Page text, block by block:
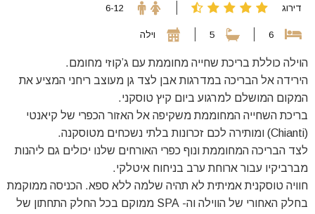
דירוג 6-12
הוילה כוללת בריכת שחייה מחוממת עם ג’קוזי מחומם.
הירידה אל הבריכה במדרגות אבן לצד גן מעוצב ריחני המציע את
המקום המושלם למרגוע ביום קיץ טוסקני.
בריכת השחייה המחוממת משקיפה אל האזור הכפרי של קיאנטי
(Chianti) ומותירה לכם זכרונות בלתי נשכחים מטוסקנה.
לצד הבריכה המחוממת ונוף כפרי האורחים שלנו יכולים גם ליהנות
מברביקיו עבור ארוחת ערב בניחוח איטלקי.
חוויה טוסקנית אמיתית לא תהיה שלמה ללא ספא. הכניסה ממוקמת
בחלק האחורי של הווילה וה- SPA ממוקם בכל החלק התחתון של
6
5 וילה